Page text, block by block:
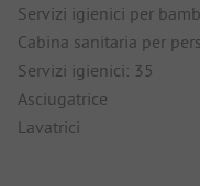
Servizi igienici per
Cabina sanitaria per
Servizi igienici: 35
Asciugatrice
Lavatrici